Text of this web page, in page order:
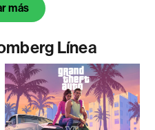
más
Línea